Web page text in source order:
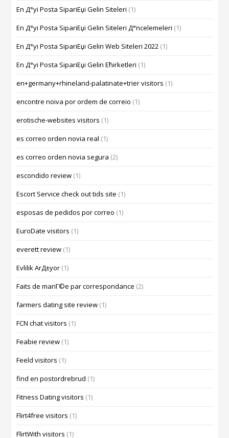
En Д°yi Posta SipariЕџi Gelin Siteleri (1)
En Д°yi Posta SipariЕџi Gelin Siteleri Д°ncelemeleri (1)
En Д°yi Posta SipariЕџi Gelin Web Siteleri 2022 (1)
En Д°yi Posta SipariЕџi Gelin Ећirketleri (1)
en+germany+rhineland-palatinate+trier visitors (1)
encontre noiva por ordem de correio (1)
erotische-websites visitors (1)
es correo orden novia real (1)
es correo orden novia segura (2)
escondido review (1)
Escort Service check out tids site (1)
esposas de pedidos por correo (1)
EuroDate visitors (1)
everett review (1)
Evlilik ArД±yor (1)
Faits de mariГ©e par correspondance (2)
farmers dating site review (1)
FCN chat visitors (1)
Feabie review (1)
Feeld visitors (1)
find en postordrebrud (1)
Fitness Dating visitors (1)
Flirt4free visitors (1)
FlirtWith visitors (1)